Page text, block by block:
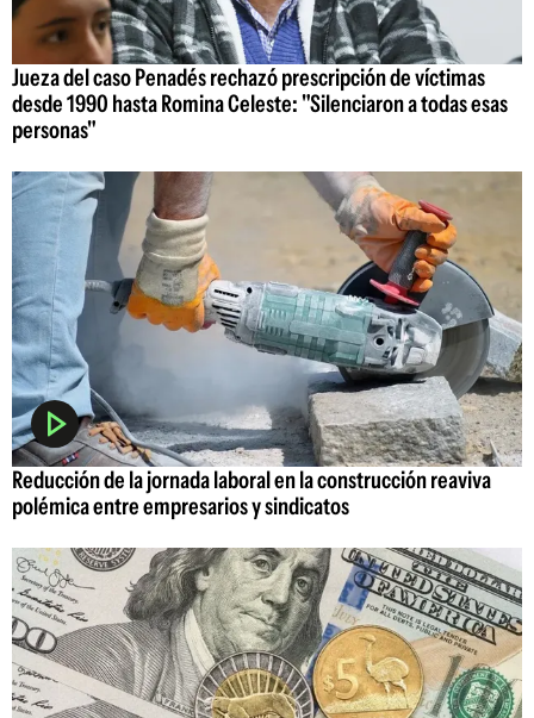
Jueza del caso Penadés rechazó prescripción de víctimas
desde 1990 hasta Romina Celeste: "Silenciaron a todas esas
personas"
Reducción de la jornada laboral en la construcción reaviva
polémica entre empresarios y sindicatos